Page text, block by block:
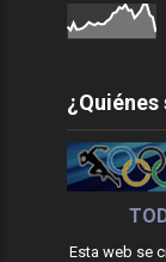
¿Quiénes
Esta web se